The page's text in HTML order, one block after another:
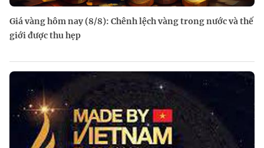
Giá vàng hôm nay (8/8): Chênh lệch vàng trong nước và thế
giới được thu hẹp